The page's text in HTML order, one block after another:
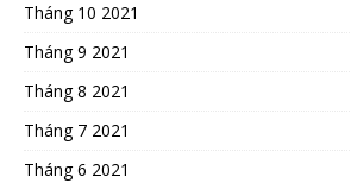
Tháng 10 2021
Tháng 9 2021
Tháng 8 2021
Tháng 7 2021
Tháng 6 2021